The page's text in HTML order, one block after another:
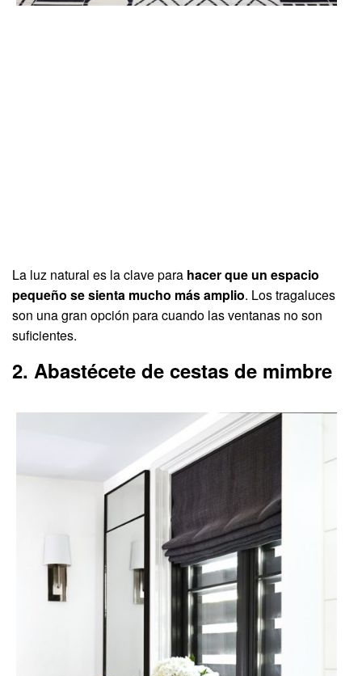
La luz natural es la clave para hacer que un espacio
pequeño se sienta mucho más amplio. Los tragaluces
son una gran opción para cuando las ventanas no son
suficientes.
2. Abastécete de cestas de mimbre